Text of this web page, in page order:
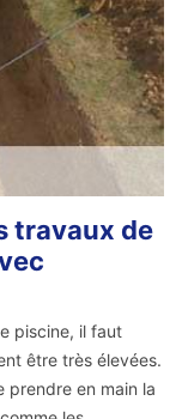
travaux de
piscine, il faut
être très élevées.
prendre en main la